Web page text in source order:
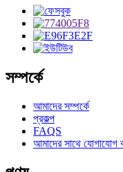
সম্পর্কে
আমাদের সম্পর্কে
প্রকল্প
FAQS
আমাদের সাথে যোগাযোগ